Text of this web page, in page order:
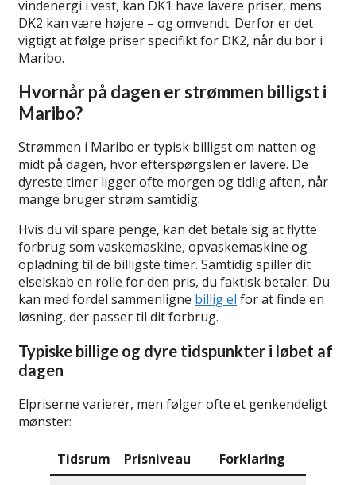
vindenergi i vest, kan DK1 have lavere priser, mens
DK2 kan være højere – og omvendt. Derfor er det
vigtigt at følge priser specifikt for DK2, når du bor i
Maribo.
Hvornår på dagen er strømmen billigst i
Maribo?
Strømmen i Maribo er typisk billigst om natten og
midt på dagen, hvor efterspørgslen er lavere. De
dyreste timer ligger ofte morgen og tidlig aften, når
mange bruger strøm samtidig.
Hvis du vil spare penge, kan det betale sig at flytte
forbrug som vaskemaskine, opvaskemaskine og
opladning til de billigste timer. Samtidig spiller dit
elselskab en rolle for den pris, du faktisk betaler. Du
kan med fordel sammenligne billig el for at finde en
løsning, der passer til dit forbrug.
Typiske billige og dyre tidspunkter i løbet af
dagen
Elpriserne varierer, men følger ofte et genkendeligt
mønster:
Tidsrum Prisniveau
Forklaring